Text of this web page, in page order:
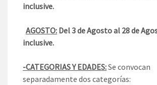
inclusive.
AGOSTO: Del 3 de Agosto al 28 de
inclusive.
-CATEGORIAS Y EDADES:Se convocan
separadamente dos categorías: